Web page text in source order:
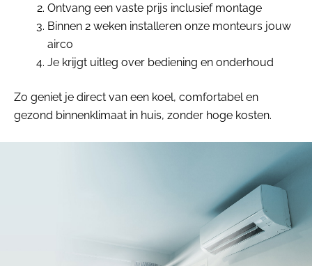
Ontvang een vaste prijs inclusief montage
Binnen 2 weken installeren onze monteurs jouw
airco
Je krijgt uitleg over bediening en onderhoud
Zo geniet je direct van een koel, comfortabel en
gezond binnenklimaat in huis, zonder hoge kosten.